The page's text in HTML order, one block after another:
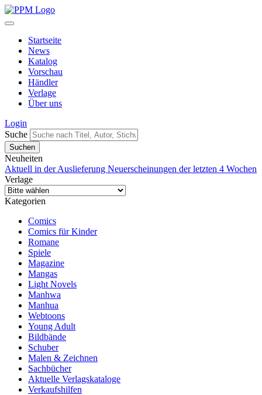
Startseite
News
Katalog
Vorschau
Händler
Verlage
Über uns
Login
Suche
Neuheiten
Aktuell in der Auslieferung Neuerscheinungen der letzten 4 Wochen
Verlage
Kategorien
Comics
Comics für Kinder
Romane
Spiele
Magazine
Mangas
Light Novels
Manhwa
Manhua
Webtoons
Young Adult
Bildbände
Schuber
Malen & Zeichnen
Sachbücher
Aktuelle Verlagskataloge
Verkaufshilfen